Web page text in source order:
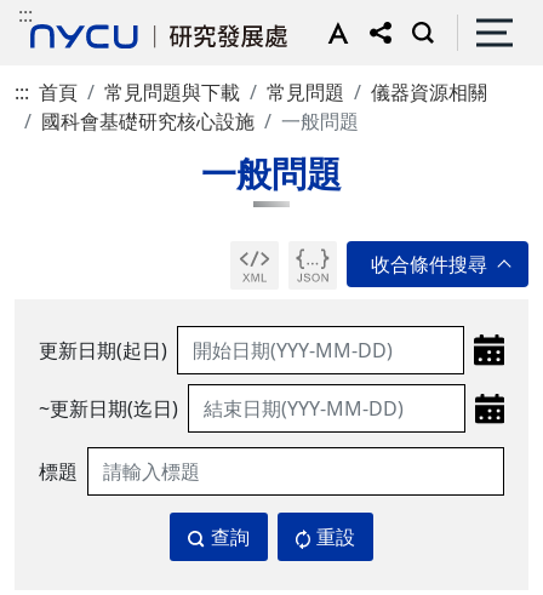
:::
::: 首頁 常見問題與下載 常見問題
儀器資源相關
國科會基礎研究核心設施
一般問題
一般問題
更新日期(起日)
~更新日期(迄日)
標題
查詢 重設